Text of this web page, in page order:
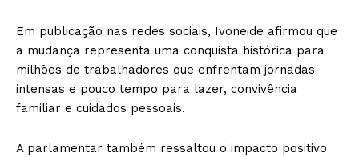
Em publicação nas redes sociais, Ivoneide afirmou que
a mudança representa uma conquista histórica para
milhões de trabalhadores que enfrentam jornadas
intensas e pouco tempo para lazer, convivência
familiar e cuidados pessoais.
A parlamentar também ressaltou o impacto positivo